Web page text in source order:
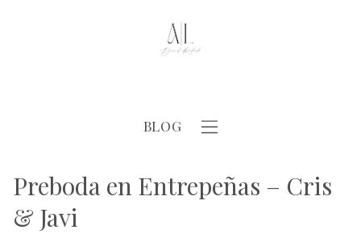
BLOG
Preboda en Entrepeñas – Cris
& Javi